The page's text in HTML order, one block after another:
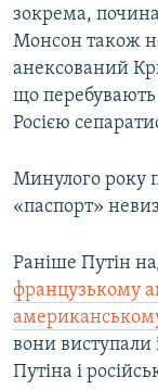
зокрема,
Монсон також
анексований
що
Росією
Минулого року
«паспорт»
Раніше Путін
французькому
вони виступали
Путіна і